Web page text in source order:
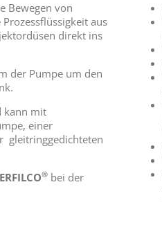
Bewegen von
aus
direkt ins
der Pumpe um den
kann mit
einer
gleitringgedichteten
® bei der